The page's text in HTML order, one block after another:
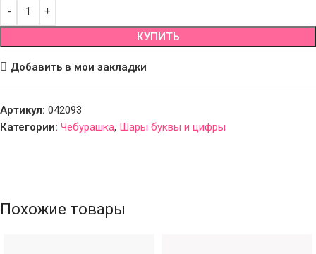
КУПИТЬ
Добавить в мои закладки
Артикул: 042093
Категории: Чебурашка, Шары буквы и цифры
Похожие товары